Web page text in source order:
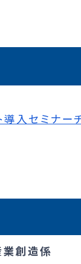
導入セミナ
創造係